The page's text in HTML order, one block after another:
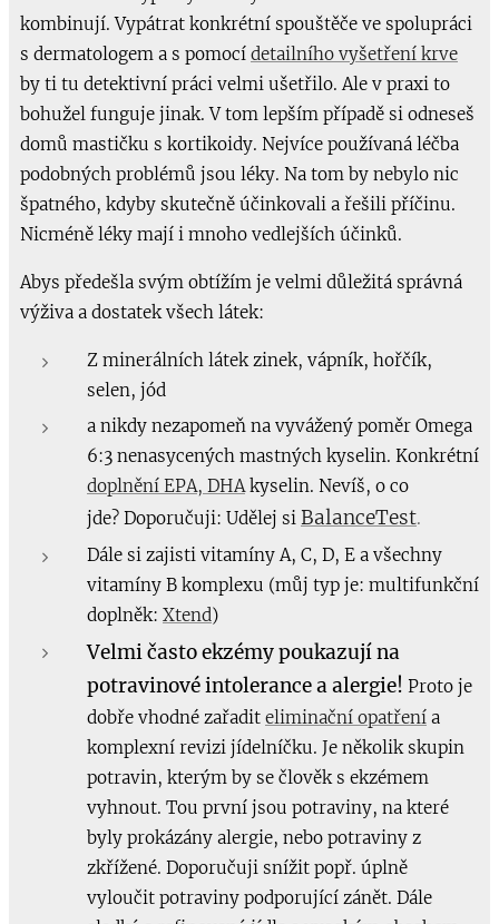
kombinují. Vypátrat konkrétní spouštěče ve spolupráci
s dermatologem a s pomocí detailního vyšetření krve
by ti tu detektivní práci velmi ušetřilo. Ale v praxi to
bohužel funguje jinak. V tom lepším případě si odneseš
domů mastičku s kortikoidy. Nejvíce používaná léčba
podobných problémů jsou léky. Na tom by nebylo nic
špatného, kdyby skutečně účinkovali a řešili příčinu.
Nicméně léky mají i mnoho vedlejších účinků.
Abys předešla svým obtížím je velmi důležitá správná
výživa a dostatek všech látek:
Z minerálních látek zinek, vápník, hořčík,
selen, jód
a nikdy nezapomeň na vyvážený poměr Omega
6:3 nenasycených mastných kyselin. Konkrétní
doplnění EPA, DHAkyselin. Nevíš, o co
jde? Doporučuji: Udělej si BalanceTest.
Dále si zajisti vitamíny A, C, D, E a všechny
vitamíny B komplexu (můj typ je: multifunkční
doplněk: Xtend)
Velmi často ekzémy poukazují na
potravinové intolerance a alergie! Proto je
dobře vhodné zařadit eliminační opatření a
komplexní revizi jídelníčku. Je několik skupin
potravin, kterým by se člověk s ekzémem
vyhnout. Tou první jsou potraviny, na které
byly prokázány alergie, nebo potraviny z
zkřížené. Doporučuji snížit popř. úplně
vyloučit potraviny podporující zánět. Dále